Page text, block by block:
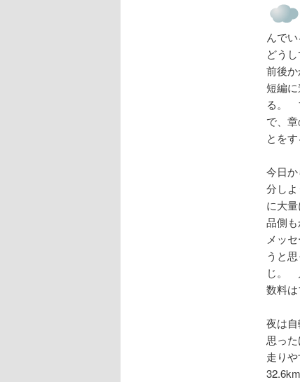
んで
どう
前後
短編
る。
で、
とを
今日
分し
に大
品側
メッ
うと
じ。
数料は
夜は
思っ
走りや